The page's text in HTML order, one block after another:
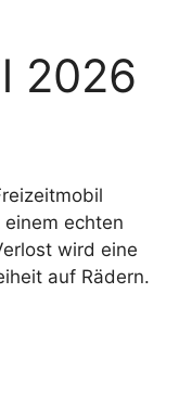
2026
echten
wird eine
auf Rädern.